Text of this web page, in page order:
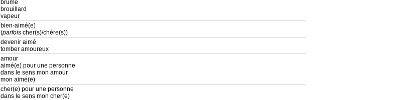
brume
brouillard
vapeur
bien-aimé(e)
(parfois cher(s)/chère(s))
devenir aimé
tomber amoureux
amour
aimé(e) pour une personne
dans le sens mon amour
mon aimé(e)
cher(e) pour une personne
dans le sens mon cher(e)